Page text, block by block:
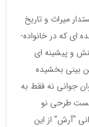
میراث و تاریخ
کهن، یک تمایل اجتناب ­ناپذیر است‎، آن هم نویسنده ­ای که در خانواده­
و پیشینه ­ای
بینی بخشیده
جوانی نه فقط به
طرحی نو
“آرش” از این